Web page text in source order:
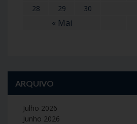
« Mai
28
29 30
ARQUIVO
Julho 2026
Junho 2026